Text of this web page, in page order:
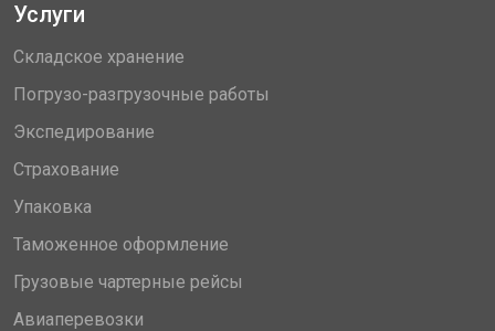
Услуги
Складское хранение
Погрузо-разгрузочные работы
Экспедирование
Страхование
Упаковка
Таможенное оформление
Грузовые чартерные рейсы
Авиаперевозки